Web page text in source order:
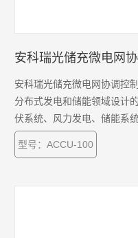
安科瑞光储充微电网
安科瑞光储充微电网协调控
分布式发电和储能领域设计
伏系统、风力发电、储能系
求。通过全天候的数据采集
控光伏、风能、储能系统及
型号：ACCU-100